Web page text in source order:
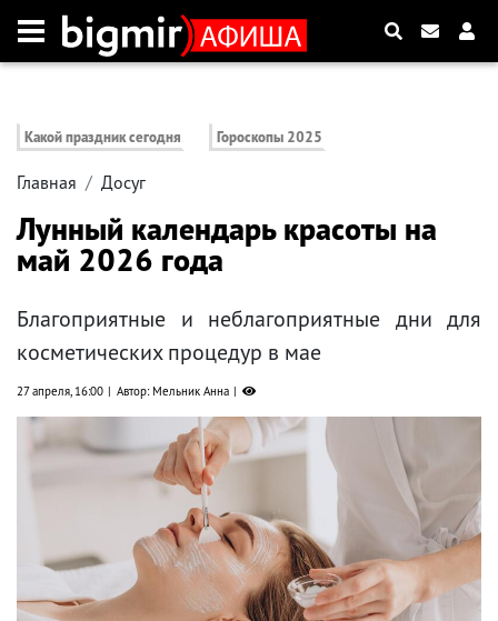
Какой праздник сегодня Гороскопы 2025
Главная Досуг
Лунный календарь красоты на
май 2026 года
Благоприятные и неблагоприятные дни для
косметических процедур в мае
27 апреля, 16:00 Автор: Мельник Анна